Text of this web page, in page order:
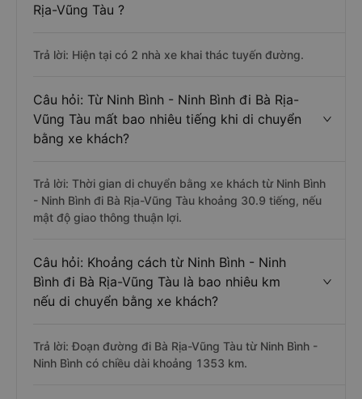
Rịa-Vũng Tàu ?
Trả lời: Hiện tại có 2 nhà xe khai thác tuyến đường.
Câu hỏi: Từ Ninh Bình - Ninh Bình đi Bà Rịa-
Vũng Tàu mất bao nhiêu tiếng khi di chuyển
bằng xe khách?
Trả lời: Thời gian di chuyển bằng xe khách từ Ninh Bình
- Ninh Bình đi Bà Rịa-Vũng Tàu khoảng 30.9 tiếng, nếu
mật độ giao thông thuận lợi.
Câu hỏi: Khoảng cách từ Ninh Bình - Ninh
Bình đi Bà Rịa-Vũng Tàu là bao nhiêu km
nếu di chuyển bằng xe khách?
Trả lời: Đoạn đường đi Bà Rịa-Vũng Tàu từ Ninh Bình -
Ninh Bình có chiều dài khoảng 1353 km.